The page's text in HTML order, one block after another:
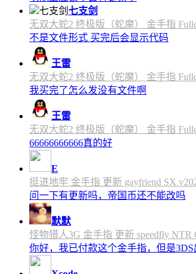
七支剑
无双大蛇2 终极版（蛇魔） 金手指
不是文件形式 买完后会显示代码
王雷
无双大蛇2 终极版（蛇魔） 金手指
我买完了怎么发没有文件啊
王雷
无双大蛇2 终极版（蛇魔） 金手指
66666666666真的好
E
挺进地牢 金手指 更新 gayfriend SX
问一下有更新吗，帝国币还不能改吗
默默
怪物猎人3G 金手指 更新 speedfly NTR
你好，我已付款这个金手指，但是